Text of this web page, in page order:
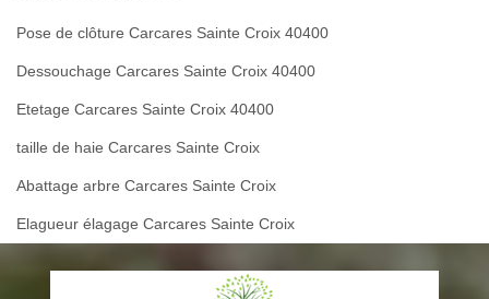
Pose de clôture Carcares Sainte Croix 40400
Dessouchage Carcares Sainte Croix 40400
Etetage Carcares Sainte Croix 40400
taille de haie Carcares Sainte Croix
Abattage arbre Carcares Sainte Croix
Elagueur élagage Carcares Sainte Croix